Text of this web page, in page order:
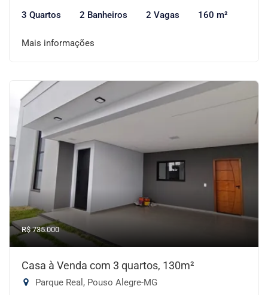
3 Quartos 2 Banheiros 2 Vagas 160 m²
Mais informações
R$ 735.000
Casa à Venda com 3 quartos, 130m²
Parque Real, Pouso Alegre-MG